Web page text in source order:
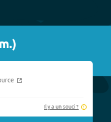
)
Il y a un souci ?